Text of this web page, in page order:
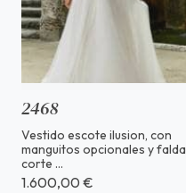
2468
Vestido escote ilusion, con
manguitos opcionales y falda
corte ...
1.600,00 €